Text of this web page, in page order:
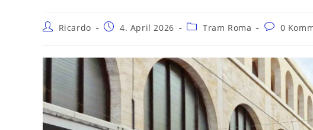
Beitrags-
Ricardo
Beitrag4. April 2026
Beitrags-
Tram Roma
Beitrags-
0